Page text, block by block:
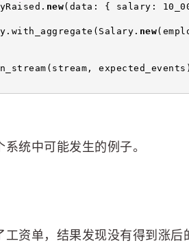
new(data: { salary:
new
expected_events)
统中可能发生的例子。
资单，结果发现没有得到涨后